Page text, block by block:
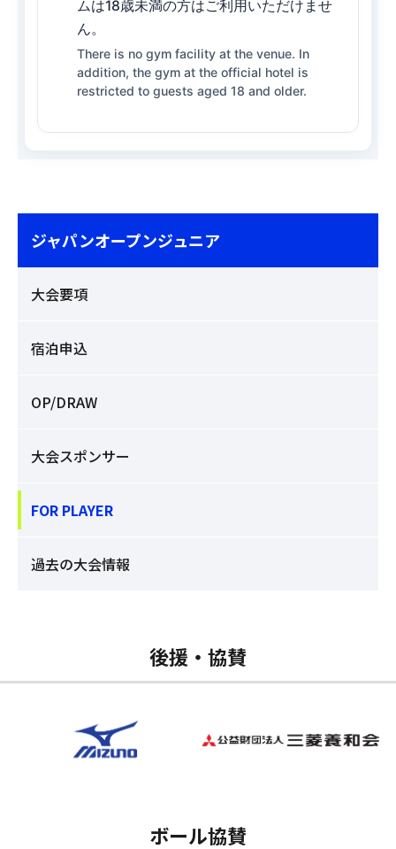
ムは18歳未満の方はご利用いただけませ
ん。
There is no gym facility at the venue. In
addition, the gym at the official hotel is
restricted to guests aged 18 and older.
ジャパンオープンジュニア
大会要項
宿泊申込
OP/DRAW
大会スポンサー
FOR PLAYER
過去の大会情報
後援・協賛
ボール協賛